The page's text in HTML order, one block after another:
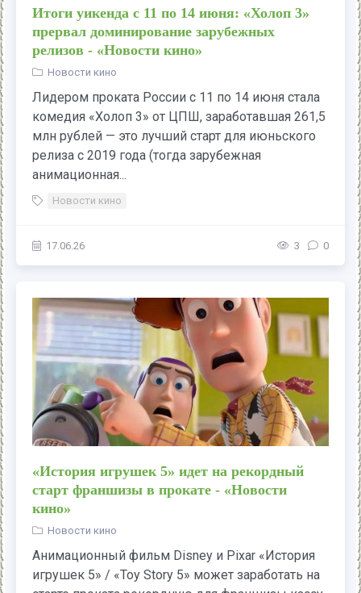
Итоги уикенда с 11 по 14 июня: «Холоп 3»
прервал доминирование зарубежных
релизов - «Новости кино»
Новости кино
Лидером проката России с 11 по 14 июня стала
комедия «Холоп 3» от ЦПШ, заработавшая 261,5
млн рублей — это лучший старт для июньского
релиза с 2019 года (тогда зарубежная
анимационная...
Новости кино
17.06.26 3 0
«История игрушек 5» идет на рекордный
старт франшизы в прокате - «Новости
кино»
Новости кино
Анимационный фильм Disney и Pixar «История
игрушек 5» / «Toy Story 5» может заработать на